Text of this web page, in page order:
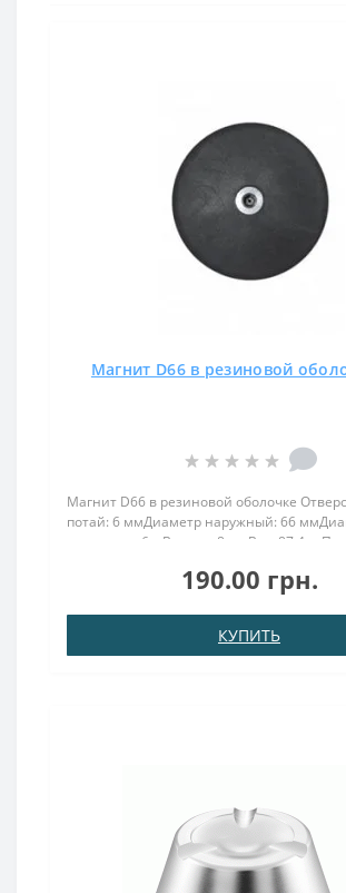
Магнит D66 в резиновой
Магнит D66 в резиновой оболочке
потай: 6 ммДиаметр наружный: 66
отверстия: 6 мВысота: 8 ммВес: 87.4
кгТемпература использования: до
190.00 грн.
КУПИТЬ